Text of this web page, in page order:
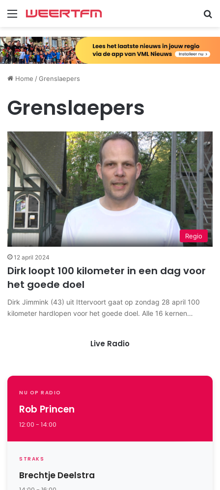
Menu
Home /Grenslaepers
Grenslaepers
Regio
12 april 2024
Dirk loopt 100 kilometer in een dag voor
het goede doel
Dirk Jimmink (43) uit Ittervoort gaat op zondag 28 april 100
kilometer hardlopen voor het goede doel. Alle 16 kernen…
Live Radio
NU OP RADIO
Rob Princen
12:00 - 14:00
STRAKS
Brechtje Deelstra